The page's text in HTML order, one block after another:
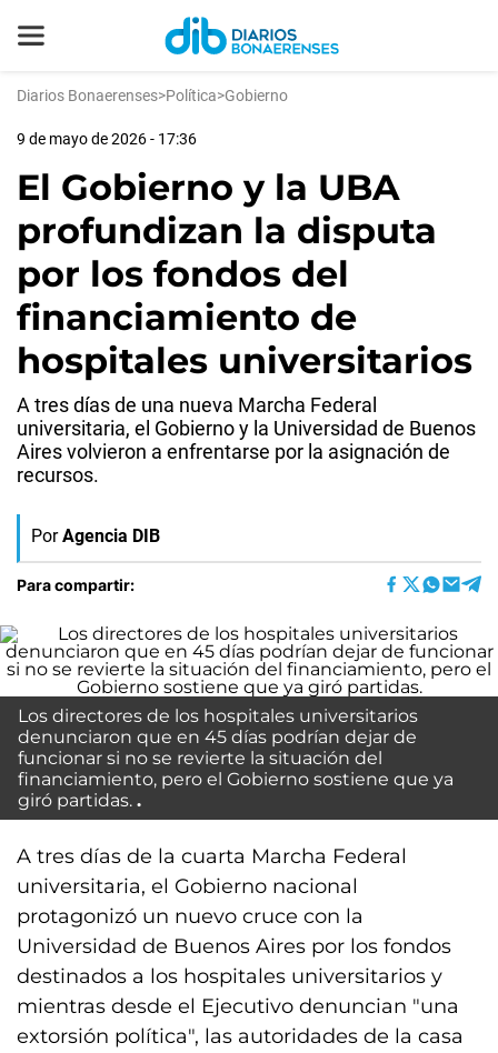
Diarios Bonaerenses>Política>Gobierno
9 de mayo de 2026 - 17:36
El Gobierno y la UBA
profundizan la disputa
por los fondos del
financiamiento de
hospitales universitarios
A tres días de una nueva Marcha Federal
universitaria, el Gobierno y la Universidad de Buenos
Aires volvieron a enfrentarse por la asignación de
recursos.
Por Agencia DIB
Para compartir:
Los directores de los hospitales universitarios
denunciaron que en 45 días podrían dejar de
funcionar si no se revierte la situación del
financiamiento, pero el Gobierno sostiene que ya
giró partidas.
A tres días de la cuarta Marcha Federal
universitaria, el Gobierno nacional
protagonizó un nuevo cruce con la
Universidad de Buenos Aires por los fondos
destinados a los hospitales universitarios y
mientras desde el Ejecutivo denuncian "una
extorsión política", las autoridades de la casa